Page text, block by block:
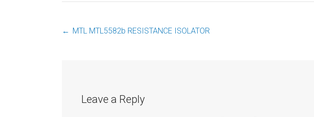
Post
← MTL MTL5582b RESISTANCE ISOLATOR
Leave a Reply